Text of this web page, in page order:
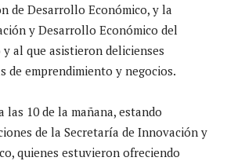
de Desarrollo Económico, y la
y Desarrollo Económico del
al que asistieron delicienses
de emprendimiento y negocios.
10 de la mañana, estando
de la Secretaría de Innovación y
quienes estuvieron ofreciendo